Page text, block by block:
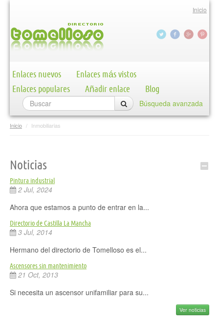
Inicio
Enlaces nuevos
Enlaces más vistos
Enlaces populares
Añadir enlace
Blog
Búsqueda avanzada
Inicio / Inmobiliarias
Noticias
Pintura industrial
2 Jul, 2024
Ahora que estamos a punto de entrar en la...
Directorio de Castilla La Mancha
3 Jul, 2014
Hermano del directorio de Tomelloso es el...
Ascensores sin mantenimiento
21 Oct, 2013
Si necesita un ascensor unifamiliar para su...
Ver noticias